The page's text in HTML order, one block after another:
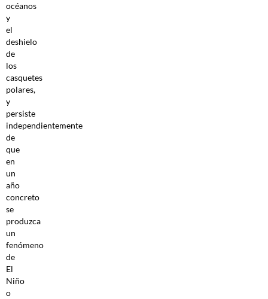
océanos
y
el
deshielo
de
los
casquetes
polares,
y
persiste
independientemente
de
que
en
un
año
concreto
se
produzca
un
fenómeno
de
El
Niño
o